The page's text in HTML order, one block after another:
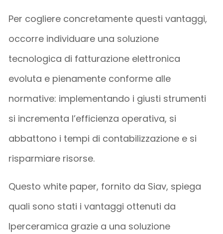
Per cogliere concretamente questi vantaggi,
occorre individuare una soluzione
tecnologica di fatturazione elettronica
evoluta e pienamente conforme alle
normative: implementando i giusti strumenti
si incrementa l’efficienza operativa, si
abbattono i tempi di contabilizzazione e si
risparmiare risorse.
Questo white paper, fornito da Siav, spiega
quali sono stati i vantaggi ottenuti da
Iperceramica grazie a una soluzione